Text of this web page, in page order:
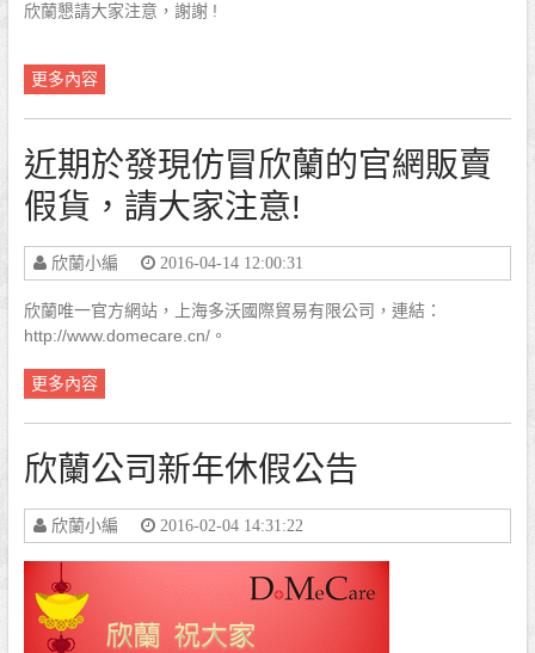
欣蘭懇請大家注意，謝謝 !
更多內容
近期於發現仿冒欣蘭的官網販賣
假貨，請大家注意!
欣蘭小編 2016-04-14 12:00:31
欣蘭唯一官方網站，上海多沃國際貿易有限公司，連結：
http://www.domecare.cn/。
更多內容
欣蘭公司新年休假公告
欣蘭小編 2016-02-04 14:31:22